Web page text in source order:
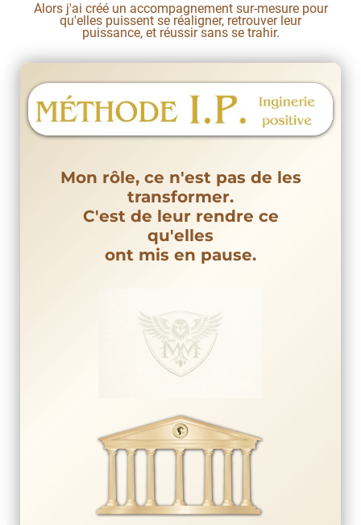
Alors j'ai créé un accompagnement sur-mesure pour
qu'elles puissent se réaligner, retrouver leur
puissance, et réussir sans se trahir.
Mon rôle, ce n'est pas de les
transformer.
C'est de leur rendre ce
qu'elles
ont mis en pause.